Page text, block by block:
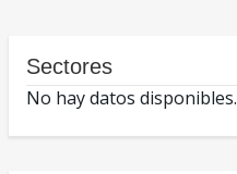
Sectores
No hay datos disponibles.